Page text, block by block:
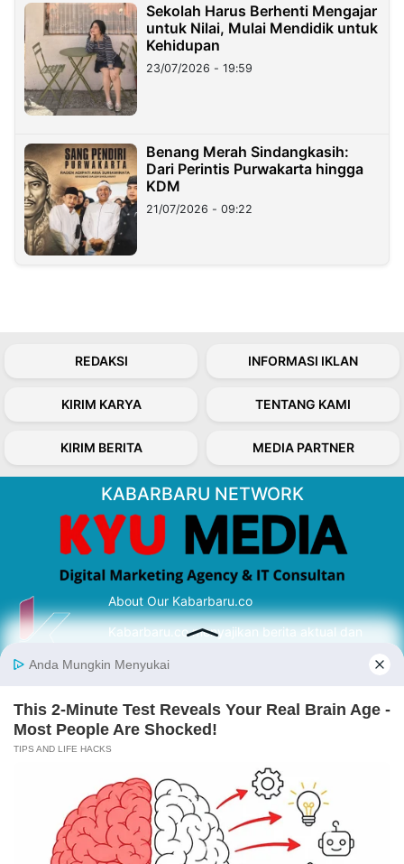
Sekolah Harus Berhenti Mengajar
untuk Nilai, Mulai Mendidik untuk
Kehidupan
23/07/2026 - 19:59
Benang Merah Sindangkasih:
Dari Perintis Purwakarta hingga
KDM
21/07/2026 - 09:22
REDAKSI INFORMASI IKLAN
KIRIM KARYA TENTANG KAMI
KIRIM BERITA MEDIA PARTNER
KABARBARU NETWORK
About Our Kabarbaru.co
Kabarbaru.co menyajikan berita aktual dan
serta terverifikasi dari sumber yang tepat.
Follow Kabarbaru
Kabarbaru.co